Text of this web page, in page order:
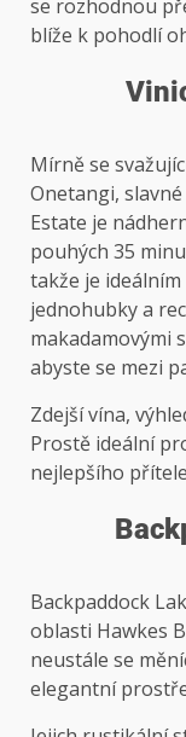
se rozhodnou
blíže k pohodlí
Mírně se
Onetangi,
Estate je
pouhých 35
takže je
jednohubky a
makadamovými
abyste se mezi
Zdejší vína,
Prostě ideální
nejlepšího
Backpaddock
oblasti Hawkes
neustále se
elegantní